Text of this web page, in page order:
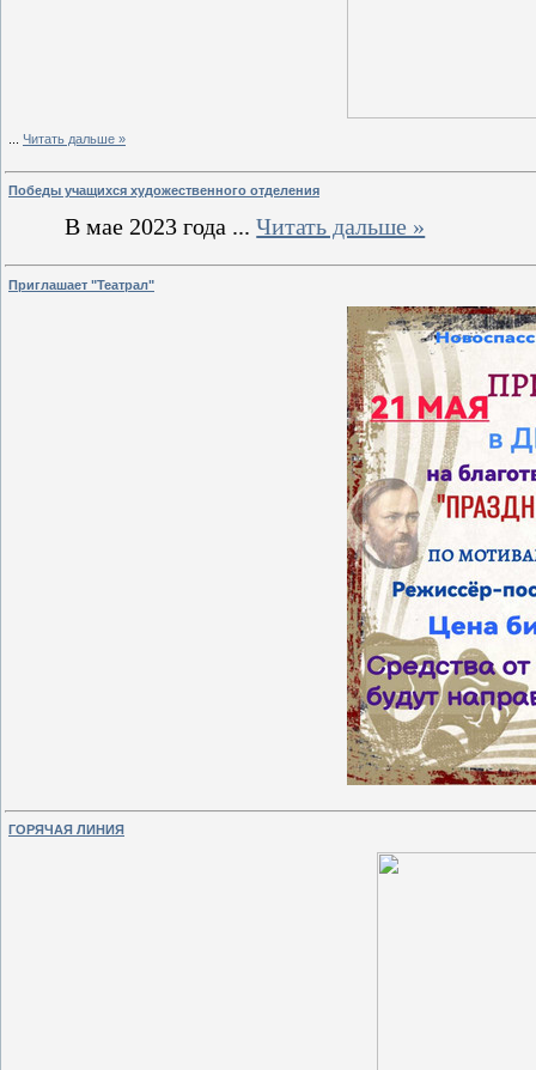
Читать дальше »
Победы учащихся художественного отделения
В мае 2023 года ...Читать дальше »
Приглашает "Театрал"
ГОРЯЧАЯ ЛИНИЯ